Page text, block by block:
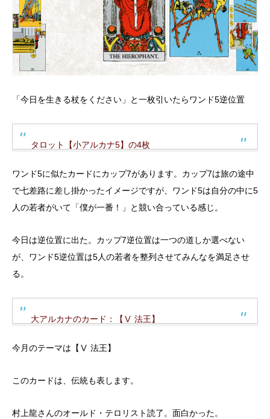
「今日を生きる杖をください」と一枚引いたらワンド5逆位置
タロット【小アルカナ5】の4枚
ワンド5に似たカードにカップ7があります。カップ7は旅の途中
で七差路に差し掛かったイメージですが、ワンド5は自分の中に5
人の若者がいて「僕が一番！」と競い合っている感じ。
今日は逆位置に出た。カップ7逆位置は一つの道しか選べない
が、ワンド5逆位置は5人の若者を整列させてみんなを満足させ
る。
大アルカナのカード：【Ⅴ 法王】
今月のテーマは【Ⅴ 法王】
このカードは、伝統も表します。
村上龍さんのオールド・テロリスト読了。面白かった。